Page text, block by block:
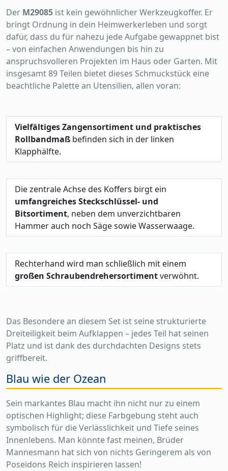
Der M29085 ist kein gewöhnlicher Werkzeugkoffer. Er
bringt Ordnung in dein Heimwerkerleben und sorgt
dafür, dass du für nahezu jede Aufgabe gewappnet bist
– von einfachen Anwendungen bis hin zu
anspruchsvolleren Projekten im Haus oder Garten. Mit
insgesamt 89 Teilen bietet dieses Schmuckstück eine
beachtliche Palette an Utensilien, allen voran:
Vielfältiges Zangensortiment und praktisches
Rollbandmaß befinden sich in der linken
Klapphälfte.
Die zentrale Achse des Koffers birgt ein
umfangreiches Steckschlüssel- und
Bitsortiment, neben dem unverzichtbaren
Hammer auch noch Säge sowie Wasserwaage.
Rechterhand wird man schließlich mit einem
großen Schraubendrehersortimentverwöhnt.
Das Besondere an diesem Set ist seine strukturierte
Dreiteiligkeit beim Aufklappen – jedes Teil hat seinen
Platz und ist dank des durchdachten Designs stets
griffbereit.
Blau wie der Ozean
Sein markantes Blau macht ihn nicht nur zu einem
optischen Highlight; diese Farbgebung steht auch
symbolisch für die Verlässlichkeit und Tiefe seines
Innenlebens. Man könnte fast meinen, Brüder
Mannesmann hat sich von nichts Geringerem als von
Poseidons Reich inspirieren lassen!